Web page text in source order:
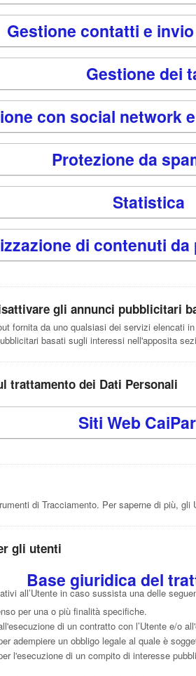
Gestione contatti e
Gestione dei
con social network
Protezione da
Statistica
di contenuti
gli annunci pubblicitari
fornita da uno qualsiasi dei servizi elencati
basati sugli interessi nell'apposita
trattamento dei Dati Personali
Siti Web
di Tracciamento. Per saperne di più, gli
gli utenti
Base giuridica del
all’Utente in caso sussista una delle
per una o più finalità specifiche.
di un contratto con l’Utente e/o
adempiere un obbligo legale al quale è
l'esecuzione di un compito di interesse